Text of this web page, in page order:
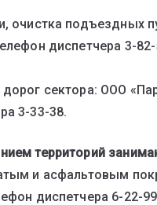
очистка подъездных
диспетчера 3-
сектора: ООО
3-33-38.
территорий
и асфальтовым
диспетчера 6-22-